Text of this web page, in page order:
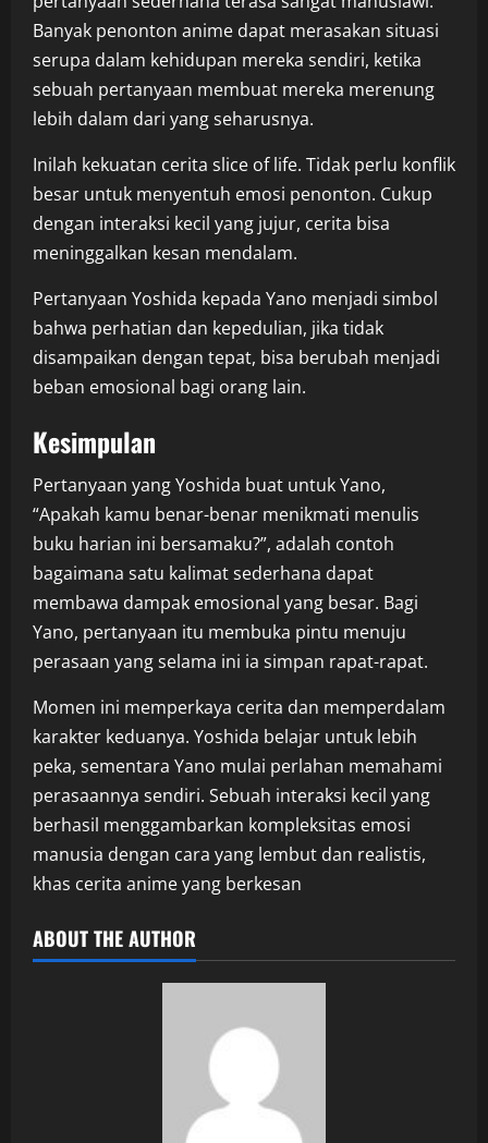
Banyak penonton anime dapat merasakan situasi
serupa dalam kehidupan mereka sendiri, ketika
sebuah pertanyaan membuat mereka merenung
lebih dalam dari yang seharusnya.
Inilah kekuatan cerita slice of life. Tidak perlu konflik
besar untuk menyentuh emosi penonton. Cukup
dengan interaksi kecil yang jujur, cerita bisa
meninggalkan kesan mendalam.
Pertanyaan Yoshida kepada Yano menjadi simbol
bahwa perhatian dan kepedulian, jika tidak
disampaikan dengan tepat, bisa berubah menjadi
beban emosional bagi orang lain.
Kesimpulan
Pertanyaan yang Yoshida buat untuk Yano,
“Apakah kamu benar-benar menikmati menulis
buku harian ini bersamaku?”, adalah contoh
bagaimana satu kalimat sederhana dapat
membawa dampak emosional yang besar. Bagi
Yano, pertanyaan itu membuka pintu menuju
perasaan yang selama ini ia simpan rapat-rapat.
Momen ini memperkaya cerita dan memperdalam
karakter keduanya. Yoshida belajar untuk lebih
peka, sementara Yano mulai perlahan memahami
perasaannya sendiri. Sebuah interaksi kecil yang
berhasil menggambarkan kompleksitas emosi
manusia dengan cara yang lembut dan realistis,
khas cerita anime yang berkesan
ABOUT THE AUTHOR